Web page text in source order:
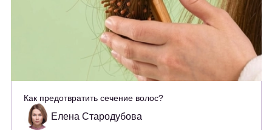
Как предотвратить сечение волос?
Елена Стародубова